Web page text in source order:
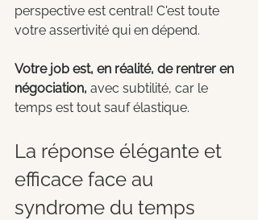
perspective est central! C'est toute
votre assertivité qui en dépend.
Votre job est, en réalité, de rentrer en
négociation, avec subtilité, car le
temps est tout sauf élastique.
La réponse élégante et
efficace face au
syndrome du temps